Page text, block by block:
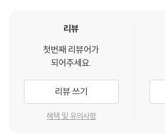
무수한 실험과 실패를 반복하며 경제적으로
다. 그의 이름을 딴 ‘디젤 엔진’은 기존의 어떤
여 주었으며, 곧바로 산업계 전반에 적용되었
속적으로 개량되며, 근대 산업계를 크게 발전
통합지식+ 코너에서는 루돌프 디젤 클로즈업
리뷰
첫번째 리뷰어가
되어주세요.
리뷰 쓰기
혜택 및 유의사항